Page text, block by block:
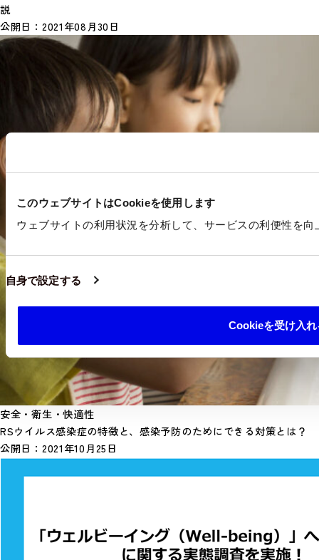
このウェブサイトはCookieを使用します
ウェブサイトの利用状況を分析して、サービスの利便性を
自身で設定する
Cookieを受け入れ
説
公開日： 2021年08月30日
安全・衛生・快適性
RSウイルス感染症の特徴と、感染予防のためにできる対策とは？
公開日： 2021年10月25日